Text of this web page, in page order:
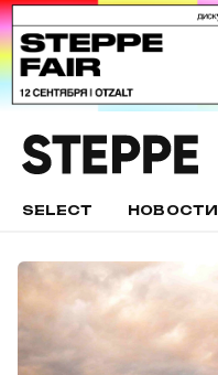
SELECT НОВОСТИ